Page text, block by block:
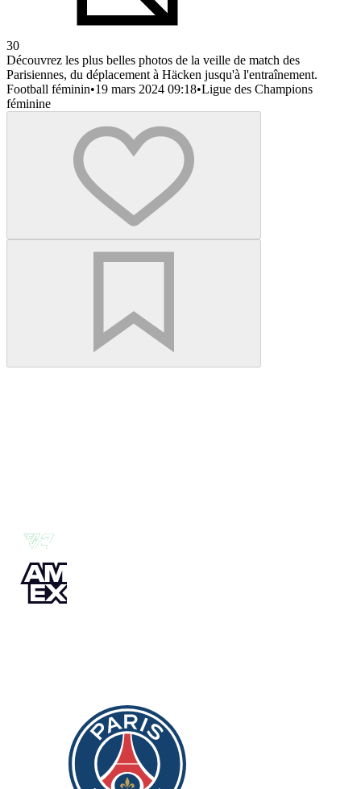
30
Découvrez les plus belles photos de la veille de match des
Parisiennes, du déplacement à Häcken jusqu'à l'entraînement.
Football féminin•19 mars 2024 09:18•Ligue des Champions
féminine